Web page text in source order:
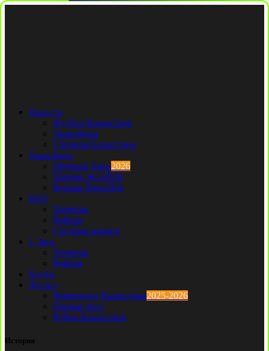
Новости
Футбол Казахстана
Трансферы
Сборная Казахстана
Трансферы
Премьер Лига2026
Первая лига2026
Вторая Лига2026
КПЛ
Тренеры
Рефери
Составы команд
1 Лига
Тренеры
Рефери
Клубы
Футзал
Чемпионат Казахстана2025-2026
Первая лига
Кубок Казахстана
История